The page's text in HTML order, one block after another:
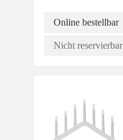
Online bestellbar
Nicht reservierbar